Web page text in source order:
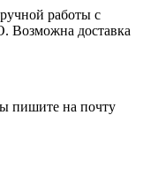
работы с
Возможна доставка
пишите на почту